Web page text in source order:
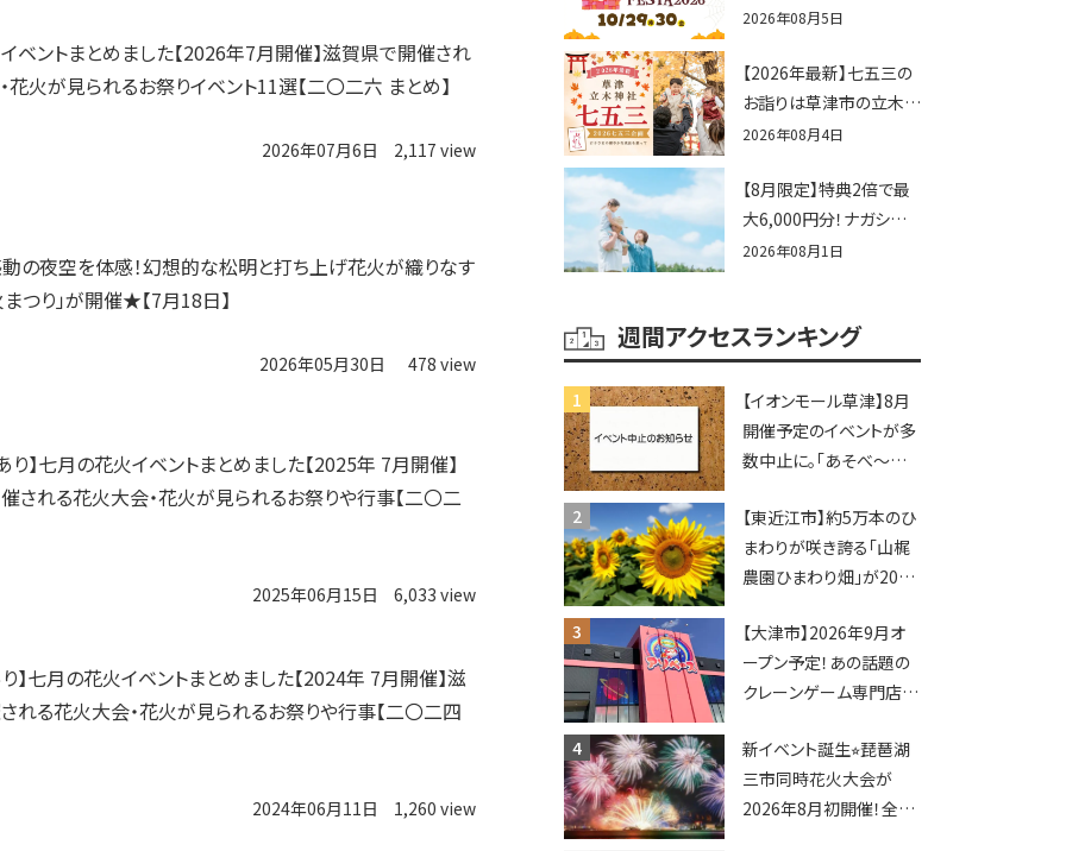
ベントまとめました【2026年7月開催】滋賀県で開催され
花火が見られるお祭りイベント11選【二〇二六 まとめ】
2026年07月6日 2,117 view
動の夜空を体感！幻想的な松明と打ち上げ花火が織りなす
まつり」が開催★【7月18日】
2026年05月30日 478 view
り】七月の花火イベントまとめました【2025年 7月開催】
される花火大会・花火が見られるお祭りや行事【二〇二
2025年06月15日 6,033 view
】七月の花火イベントまとめました【2024年 7月開催】滋
れる花火大会・花火が見られるお祭りや行事【二〇二四
2024年06月11日 1,260 view
ーファミリー必見☆入場
ママベビーフェスタ
2026！親子で楽しもう
♪inピエリ守山
2026年08月5日
【2026年最新】七五三の
お詣りは草津市の立木神
社へ♪七五三お祝い企
2026年08月4日
【8月限定】特典2倍で最
大6,000円分！ナガシマス
パーランドプール券や人
ン彦根」へGO！
2026年08月1日
週間アクセスランキング
【イオンモール草津】8月
開催予定のイベントが多
数中止に。「あそべ〜る
ショーなど
【東近江市】約5万本のひ
まわりが咲き誇る「山梶
農園ひまわり畑」が2026
ポットやキッチンカーも
登場！何度も入園できる
フリーパスも販売★
【大津市】2026年9月オ
ープン予定！あの話題の
クレーンゲーム専門店
ってくる！豊郷店に続く滋
賀2店舗目★
新イベント誕生⭐︎琵琶湖
三市同時花火大会が
2026年8月初開催！全席